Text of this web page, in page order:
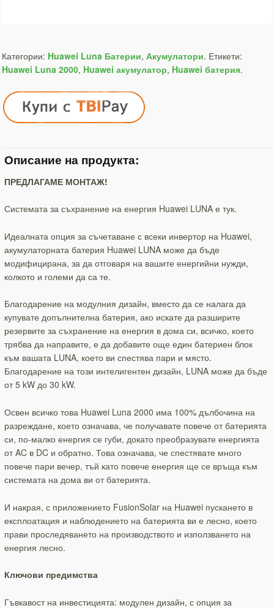
Категории: Huawei Luna Батерии, Акумулатори. Етикети:
Huawei Luna 2000, Huawei акумулатор, Huawei батерия.
Описание на продукта:
ПРЕДЛАГАМЕ МОНТАЖ!
Системата за съхранение на енергия Huawei LUNA е тук.
Идеалната опция за съчетаване с всеки инвертор на Huawei,
акумулаторната батерия Huawei LUNA може да бъде
модифицирана, за да отговаря на вашите енергийни нужди,
колкото и големи да са те.
Благодарение на модулния дизайн, вместо да се налага да
купувате допълнителна батерия, ако искате да разширите
резервите за съхранение на енергия в дома си, всичко, което
трябва да направите, е да добавите още един батериен блок
към вашата LUNA, което ви спестява пари и място.
Благодарение на този интелигентен дизайн, LUNA може да бъде
от 5 kW до 30 kW.
Освен всичко това Huawei Luna 2000 има 100% дълбочина на
разреждане, което означава, че получавате повече от батерията
си, по-малко енергия се губи, докато преобразувате енергията
от AC в DC и обратно. Това означава, че спестявате много
повече пари вечер, тъй като повече енергия ще се връща към
системата на дома ви от батерията.
И накрая, с приложението FusionSolar на Huawei пускането в
експлоатация и наблюдението на батерията ви е лесно, което
прави проследяването на производството и използването на
енергия лесно.
Ключови предимства
Гъвкавост на инвестицията: модулен дизайн, с опция за